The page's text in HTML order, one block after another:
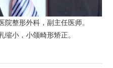
院整形外科，副主任医师。
缩小，小颌畸形矫正。